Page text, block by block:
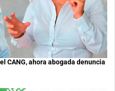
CANG, ahora abogada denuncia